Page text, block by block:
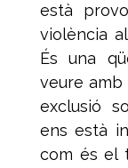
està
violència
És una
veure
exclusió
ens està
com és el